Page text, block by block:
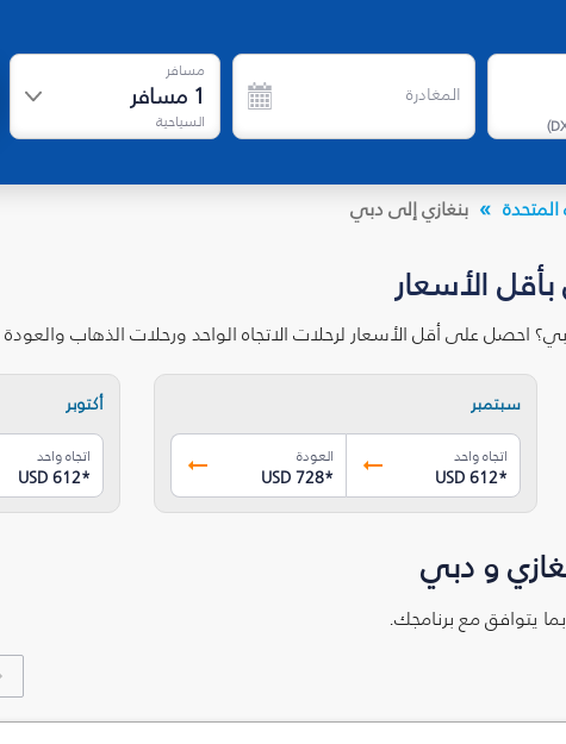
)
المغادرة
مسافر
1 مسافر
السياحية
المتحدة بنغازي إلى دبي
الأسعار
احصل على أقل الأسعار لرحلات الاتجاه الواحد ورحلات الذهاب
سبتمبر
اتجاه واحد
USD 612*
العودة
USD 728*
أكتوبر
اتجاه واحد
USD 612*
و دبي
يتوافق مع برنامجك.